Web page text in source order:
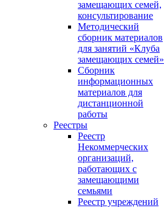
замещающих семей,
консультирование
Методический
сборник материалов
для занятий «Клуба
замещающих семей»
Сборник
информационных
материалов для
дистанционной
работы
Реестры
Реестр
Некоммерческих
организаций,
работающих с
замещающими
семьями
Реестр учреждений